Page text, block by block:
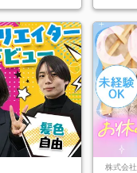
阪府…
株式会